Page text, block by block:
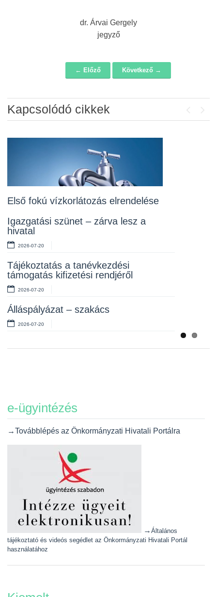
dr. Árvai Gergely
jegyző
← Előző Következő →
Kapcsolódó cikkek
Első fokú vízkorlátozás elrendelése
Igazgatási szünet – zárva lesz a
hivatal
2026-07-20
Tájékoztatás a tanévkezdési
támogatás kifizetési rendjéről
2026-07-20
Álláspályázat – szakács
2026-07-20
Álláspályázat – konyhai kisegítő
Lakossági fórum az Erzsébet téri
2026-07-10
Rendelet kihirdetése
2026-07-10
Álláspályázat – takarító
2026-07-06
e-ügyintézés
→Továbblépés az Önkormányzati Hivatali Portálra
→ Általános
tájékoztató és videós segédlet az Önkormányzati Hivatali Portál
használatához